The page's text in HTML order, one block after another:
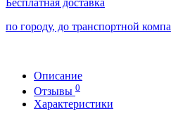
по городу, до транспортной
Описание
Отзывы 0
Характеристики